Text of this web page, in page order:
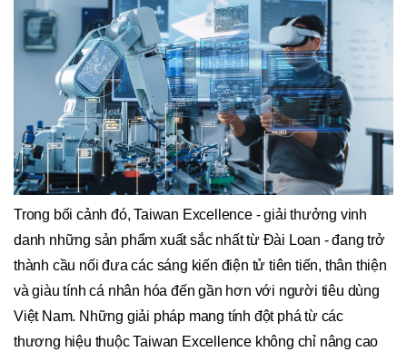
Trong bối cảnh đó, Taiwan Excellence - giải thưởng vinh
danh những sản phẩm xuất sắc nhất từ Đài Loan - đang trở
thành cầu nối đưa các sáng kiến điện tử tiên tiến, thân thiện
và giàu tính cá nhân hóa đến gần hơn với người tiêu dùng
Việt Nam. Những giải pháp mang tính đột phá từ các
thương hiệu thuộc Taiwan Excellence không chỉ nâng cao